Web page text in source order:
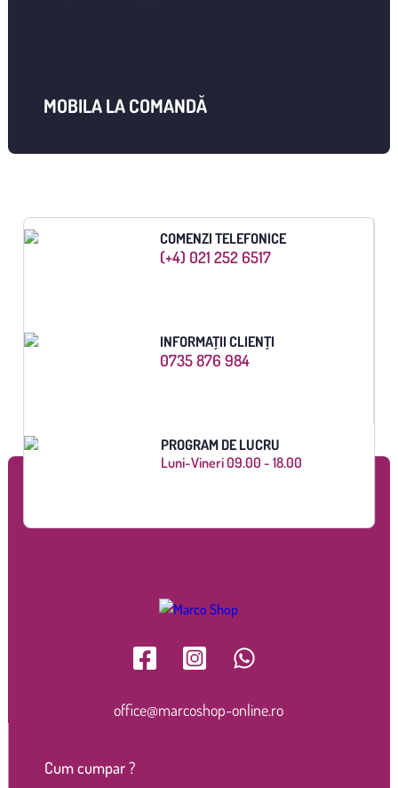
MOBILA LA COMANDĂ
COMENZI TELEFONICE
(+4) 021 252 6517
INFORMAȚII CLIENȚI
0735 876 984
PROGRAM DE LUCRU
Luni-Vineri 09.00 - 18.00
office@marcoshop-online.ro
Cum cumpar ?